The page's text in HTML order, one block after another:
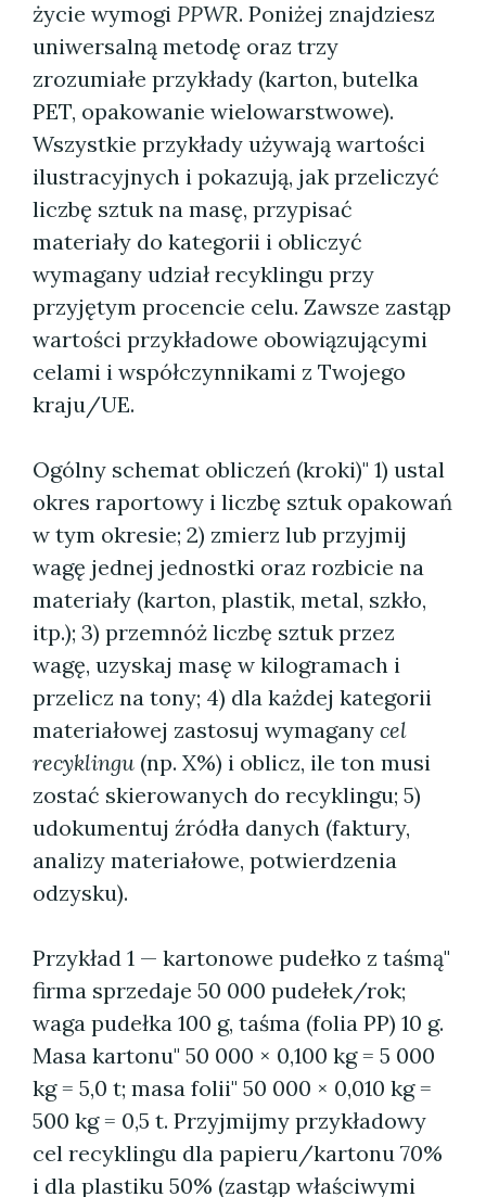
życie wymogi PPWR. Poniżej znajdziesz
uniwersalną metodę oraz trzy
zrozumiałe przykłady (karton, butelka
PET, opakowanie wielowarstwowe).
Wszystkie przykłady używają wartości
ilustracyjnych i pokazują, jak przeliczyć
liczbę sztuk na masę, przypisać
materiały do kategorii i obliczyć
wymagany udział recyklingu przy
przyjętym procencie celu. Zawsze zastąp
wartości przykładowe obowiązującymi
celami i współczynnikami z Twojego
kraju/UE.
Ogólny schemat obliczeń (kroki)" 1) ustal
okres raportowy i liczbę sztuk opakowań
w tym okresie; 2) zmierz lub przyjmij
wagę jednej jednostki oraz rozbicie na
materiały (karton, plastik, metal, szkło,
itp.); 3) przemnóż liczbę sztuk przez
wagę, uzyskaj masę w kilogramach i
przelicz na tony; 4) dla każdej kategorii
materiałowej zastosuj wymagany cel
recyklingu (np. X%) i oblicz, ile ton musi
zostać skierowanych do recyklingu; 5)
udokumentuj źródła danych (faktury,
analizy materiałowe, potwierdzenia
odzysku).
Przykład 1 — kartonowe pudełko z taśmą"
firma sprzedaje 50 000 pudełek/rok;
waga pudełka 100 g, taśma (folia PP) 10 g.
Masa kartonu" 50 000 × 0,100 kg = 5 000
kg = 5,0 t; masa folii" 50 000 × 0,010 kg =
500 kg = 0,5 t. Przyjmijmy przykładowy
cel recyklingu dla papieru/kartonu 70%
i dla plastiku 50% (zastąp właściwymi